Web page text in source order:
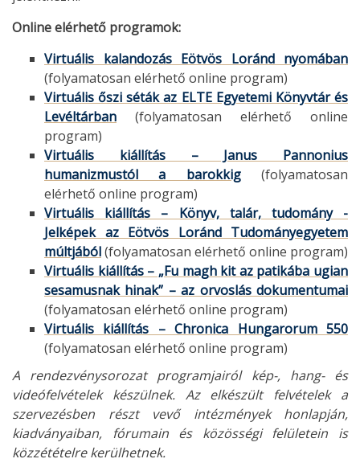
Online elérhető programok:
Virtuális kalandozás Eötvös Loránd nyomában
(folyamatosan elérhető online program)
Virtuális őszi séták az ELTE Egyetemi Könyvtár és
Levéltárban
(folyamatosan elérhető online
program)
Virtuális kiállítás – Janus Pannonius
humanizmustól a barokkig
(folyamatosan
elérhető online program)
Virtuális kiállítás – Könyv, talár, tudomány -
Jelképek az Eötvös Loránd Tudományegyetem
múltjából(folyamatosan elérhető online program)
Virtuális kiállítás – „Fu magh kit az patikába ugian
sesamusnak hinak” – az orvoslás dokumentumai
(folyamatosan elérhető online program)
Virtuális kiállítás – Chronica Hungarorum 550
(folyamatosan elérhető online program)
A rendezvénysorozat programjairól kép-, hang- és
videófelvételek készülnek. Az elkészült felvételek a
szervezésben részt vevő intézmények honlapján,
kiadványaiban, fórumain és közösségi felületein is
közzétételre kerülhetnek.